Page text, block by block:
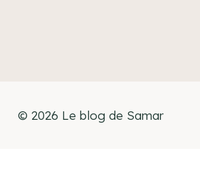
© 2026 Le blog de Samar